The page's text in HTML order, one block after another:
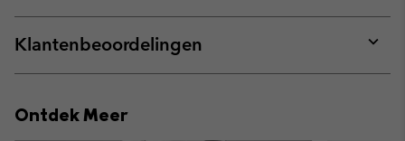
or
Klantenbeoordelingen
or
Ontdek Meer